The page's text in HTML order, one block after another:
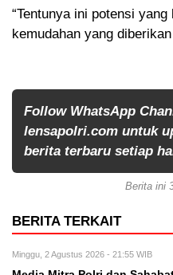
“Tentunya ini potensi
kemudahan yang
Follow WhatsApp
lensapolri.com untuk
berita terbaru setiap
Berita ini
BERITA TERKAIT
Minggu, 2 Agustus 2026 - 21:55 WIB